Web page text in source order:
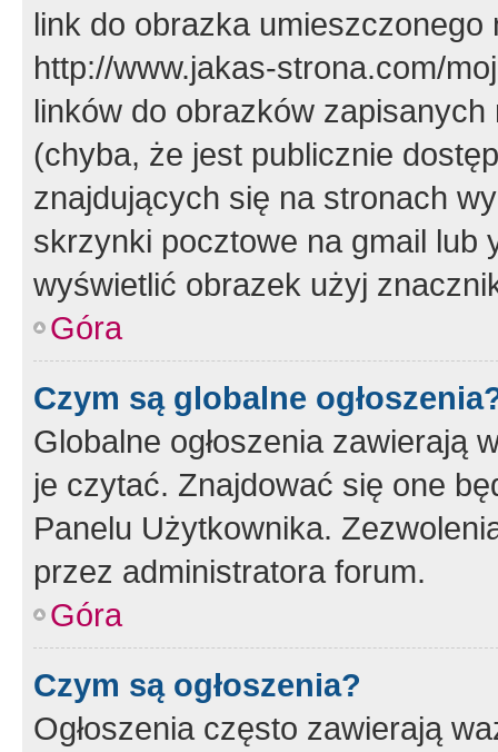
link do obrazka
http://www.jakas-strona.com/
linków do obrazków
(chyba, że jest publicznie
znajdujących się na stronach
skrzynki pocztowe na gmail lub
wyświetlić obrazek użyj
Góra
Czym są globalne
Globalne ogłoszenia zawierają
je czytać. Znajdować się one
Panelu Użytkownika.
przez administratora forum.
Góra
Czym są ogłoszenia?
Ogłoszenia często zawierają